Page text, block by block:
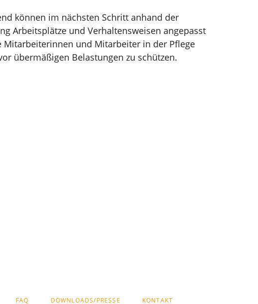
können im nächsten Schritt anhand der
Arbeitsplätze und Verhaltensweisen angepasst
Mitarbeiterinnen und Mitarbeiter in der Pflege
übermäßigen Belastungen zu schützen.
FAQ DOWNLOADS/PRESSE KONTAKT